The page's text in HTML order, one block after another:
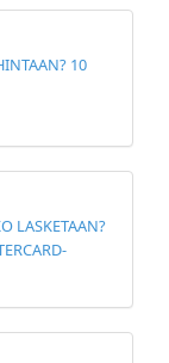
10
LASKETAAN?